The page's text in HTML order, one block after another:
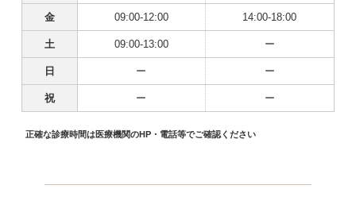
金 09:00-12:00 14:00-18:00
土 09:00-13:00 ー
日 ー ー
祝 ー ー
正確な診療時間は医療機関のHP・電話等でご確認ください